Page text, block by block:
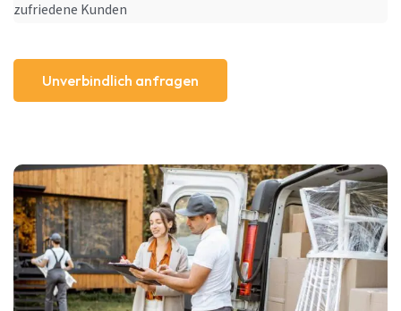
zufriedene Kunden
Unverbindlich anfragen